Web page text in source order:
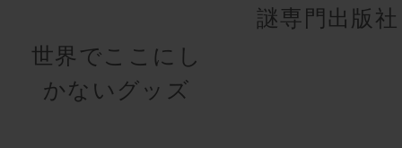
世界でここにし
かないグッズ
謎専門出版社